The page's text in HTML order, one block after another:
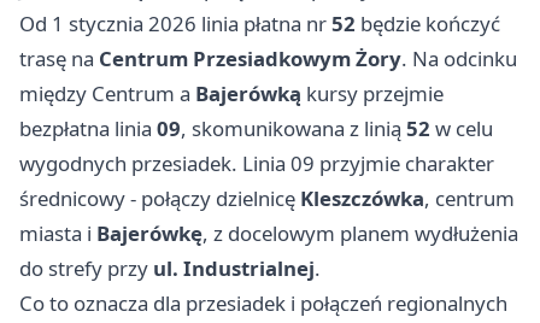
Od 1 stycznia 2026 linia płatna nr52 będzie kończyć
trasę na Centrum Przesiadkowym Żory. Na odcinku
między Centrum a Bajerówką kursy przejmie
bezpłatna linia 09, skomunikowana z linią 52 w celu
wygodnych przesiadek. Linia 09 przyjmie charakter
średnicowy - połączy dzielnicę Kleszczówka, centrum
miasta i Bajerówkę, z docelowym planem wydłużenia
do strefy przy ul. Industrialnej.
Co to oznacza dla przesiadek i połączeń regionalnych